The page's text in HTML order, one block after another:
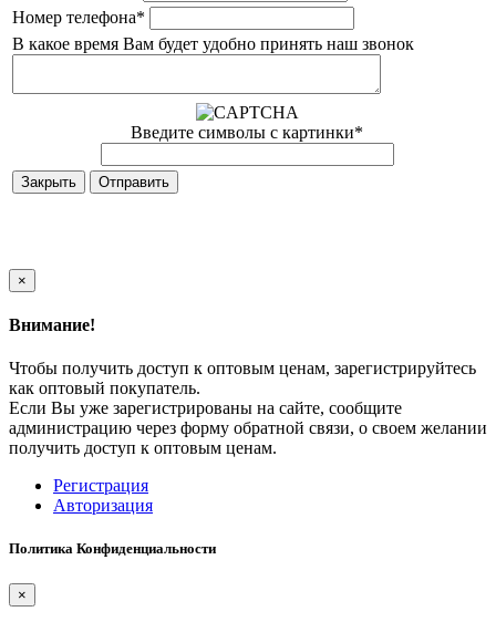
Номер телефона*
В какое время Вам будет удобно принять наш звонок
Введите символы с картинки*
Закрыть
×
Внимание!
Чтобы получить доступ к оптовым ценам, зарегистрируйтесь
как оптовый покупатель.
Если Вы уже зарегистрированы на сайте, сообщите
администрацию через форму обратной связи, о своем желании
получить доступ к оптовым ценам.
Регистрация
Авторизация
Политика Конфиденциальности
×